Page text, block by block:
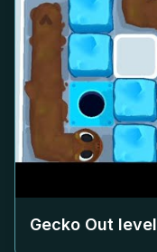
Gecko Out level